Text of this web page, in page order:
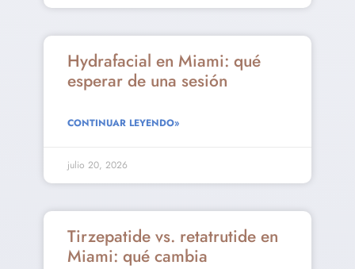
Hydrafacial en Miami: qué
esperar de una sesión
CONTINUAR LEYENDO»
julio 20, 2026
Tirzepatide vs. retatrutide en
Miami: qué cambia